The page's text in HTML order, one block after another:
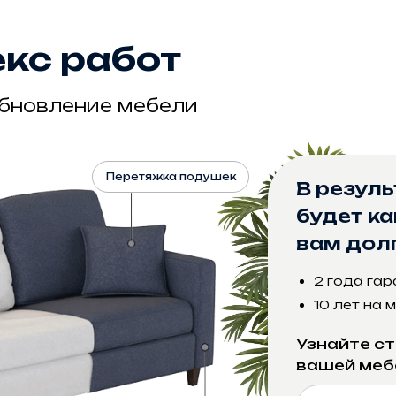
работ
мебели
В
будет
вам
10 лет на
2 года
Узнайте
вашей
Перетяжка подушек